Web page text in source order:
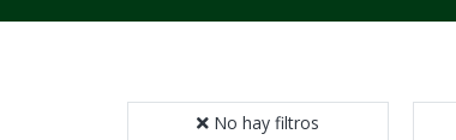
No hay filtros